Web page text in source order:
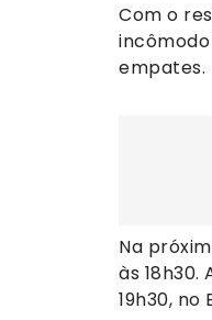
Com o
empates.
Na
às
19h30, no